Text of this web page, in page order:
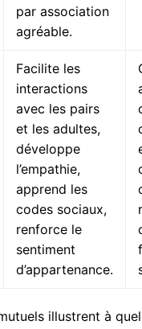
par association
agréable.
Facilite les
interactions
avec les pairs
et les adultes,
développe
l’empathie,
apprend les
codes sociaux,
renforce le
sentiment
d’appartenance.
illustrent à